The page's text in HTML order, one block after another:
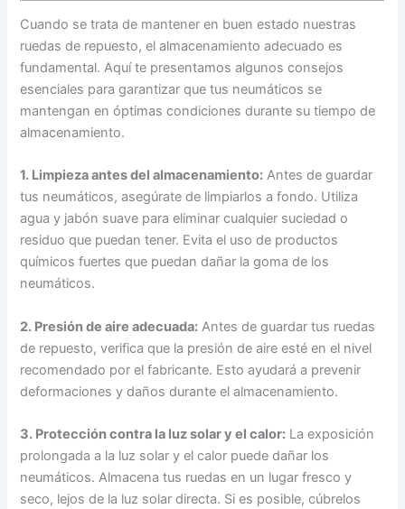
Cuando se trata de mantener en buen estado nuestras
ruedas de repuesto, el almacenamiento adecuado es
fundamental. Aquí te presentamos algunos consejos
esenciales para garantizar que tus neumáticos se
mantengan en óptimas condiciones durante su tiempo de
almacenamiento.
1. Limpieza antes del almacenamiento: Antes de guardar
tus neumáticos, asegúrate de limpiarlos a fondo. Utiliza
agua y jabón suave para eliminar cualquier suciedad o
residuo que puedan tener. Evita el uso de productos
químicos fuertes que puedan dañar la goma de los
neumáticos.
2. Presión de aire adecuada: Antes de guardar tus ruedas
de repuesto, verifica que la presión de aire esté en el nivel
recomendado por el fabricante. Esto ayudará a prevenir
deformaciones y daños durante el almacenamiento.
3. Protección contra la luz solar y el calor: La exposición
prolongada a la luz solar y el calor puede dañar los
neumáticos. Almacena tus ruedas en un lugar fresco y
seco, lejos de la luz solar directa. Si es posible, cúbrelos